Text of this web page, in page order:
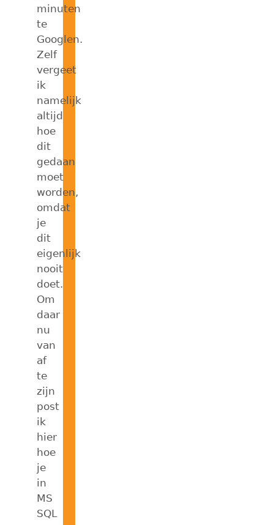
minuten
te
Googlen.
Zelf
vergeet
ik
namelijk
altijd
hoe
dit
gedaan
moet
worden,
omdat
je
dit
eigenlijk
nooit
doet.
Om
daar
nu
van
af
te
zijn
post
ik
hier
hoe
je
in
MS
SQL